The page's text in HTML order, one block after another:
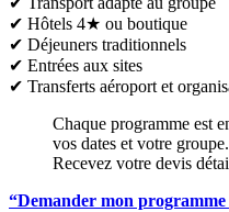
✔ Hôtels 4★ ou boutique
✔ Déjeuners traditionnels
✔ Entrées aux sites
✔ Transferts aéroport et
Chaque programme est
vos dates et votre groupe.
Recevez votre devis
“Demander mon programme